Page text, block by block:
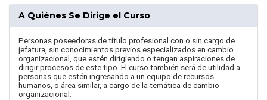
A Quiénes Se Dirige el Curso
Personas poseedoras de título profesional con o sin cargo de
jefatura, sin conocimientos previos especializados en cambio
organizacional, que estén dirigiendo o tengan aspiraciones de
dirigir procesos de este tipo. El curso también será de utilidad a
personas que estén ingresando a un equipo de recursos
humanos, o área similar, a cargo de la temática de cambio
organizacional.